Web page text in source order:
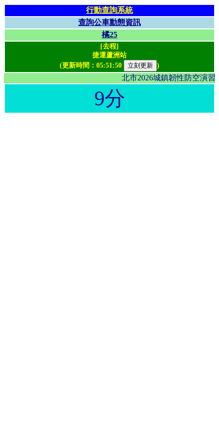
行動查詢系統
查詢公車動態資訊
橘25
[去程]
捷運蘆洲站
(更新時間： 05:51:50 )
北市2026城鎮韌性防空
9分